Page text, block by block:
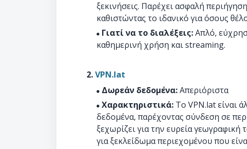
ξεκινήσεις. Παρέχει ασφαλή
καθιστώντας το ιδανικό για όσους
Γιατί να το διαλέξεις:Απλό,
καθημερινή χρήση και streaming.
2.VPN.lat
Δωρεάν δεδομένα:Απεριόριστα
Χαρακτηριστικά: Το VPN.lat είναι
δεδομένα, παρέχοντας σύνδεση σε
ξεχωρίζει για την ευρεία
για ξεκλείδωμα περιεχομένου που